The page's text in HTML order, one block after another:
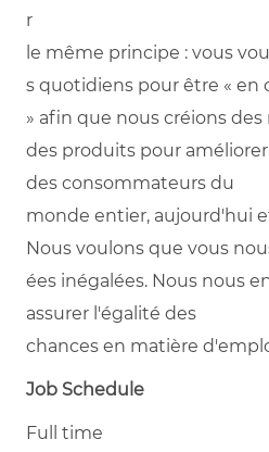
r
le même principe : vous
s quotidiens pour être « en
» afin que nous créions des
des produits pour améliorer
des consommateurs du
monde entier, aujourd'hui
Nous voulons que vous
ées inégalées. Nous nous
assurer l'égalité des
chances en matière
Job Schedule
Full time